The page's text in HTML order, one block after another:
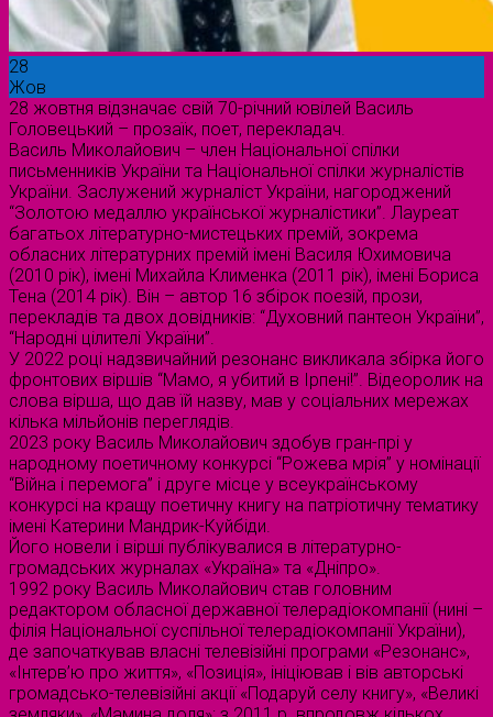
28
Жов
28 жовтня відзначає свій 70-річний ювілей Василь
Головецький – прозаїк, поет, перекладач.
Василь Миколайович – член Національної спілки
письменників України та Національної спілки журналістів
України. Заслужений журналіст України, нагороджений
“Золотою медаллю української журналістики”. Лауреат
багатьох літературно-мистецьких премій, зокрема
обласних літературних премій імені Василя Юхимовича
(2010 рік), імені Михайла Клименка (2011 рік), імені Бориса
Тена (2014 рік). Він – автор 16 збірок поезій, прози,
перекладів та двох довідників: “Духовний пантеон України”,
“Народні цілителі України”.
У 2022 році надзвичайний резонанс викликала збірка його
фронтових віршів “Мамо, я убитий в Ірпені!”. Відеоролик на
слова вірша, що дав їй назву, мав у соціальних мережах
кілька мільйонів переглядів.
2023 року Василь Миколайович здобув гран-прі у
народному поетичному конкурсі “Рожева мрія” у номінації
“Війна і перемога” і друге місце у всеукраїнському
конкурсі на кращу поетичну книгу на патріотичну тематику
імені Катерини Мандрик-Куйбіди.
Його новели і вірші публікувалися в літературно-
громадських журналах «Україна» та «Дніпро».
1992 року Василь Миколайович став головним
редактором обласної державної телерадіокомпанії (нині –
філія Національної суспільної телерадіокомпанії України),
де започаткував власні телевізійні програми «Резонанс»,
«Інтерв’ю про життя», «Позиція», ініціював і вів авторські
громадсько-телевізійні акції «Подаруй селу книгу», «Великі